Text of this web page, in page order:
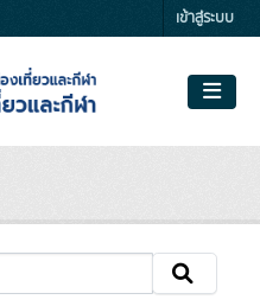
เข้าสู่ระบบ